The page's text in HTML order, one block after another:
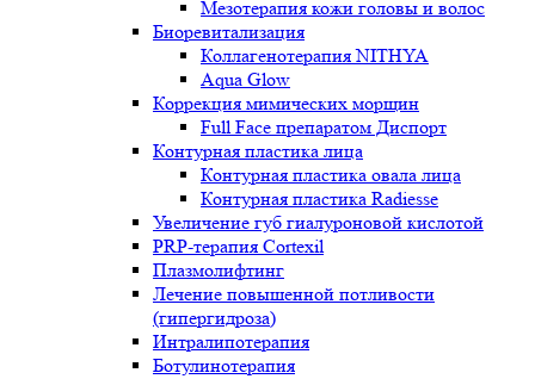
Мезотерапия кожи головы и волос
Биоревитализация
Коллагенотерапия NITHYA
Aqua Glow
Коррекция мимических морщин
Full Face препаратом Диспорт
Контурная пластика лица
Контурная пластика овала лица
Контурная пластика Radiesse
Увеличение губ гиалуроновой кислотой
PRP-терапия Cortexil
Плазмолифтинг
Лечение повышенной потливости
(гипергидроза)
Интралипотерапия
Ботулинотерапия